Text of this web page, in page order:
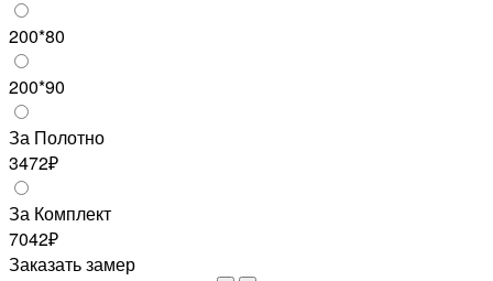
200*80
200*90
За Полотно
3472₽
За Комплект
7042₽
Заказать замер